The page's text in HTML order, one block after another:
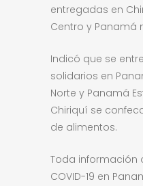
entregadas en
Centro y Panamá
Indicó que se
solidarios en
Norte y Panamá
Chiriquí se
de alimentos.
Toda información
COVID-19 en